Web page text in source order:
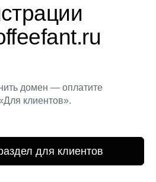
домен — оплатите
клиентов».
для клиентов